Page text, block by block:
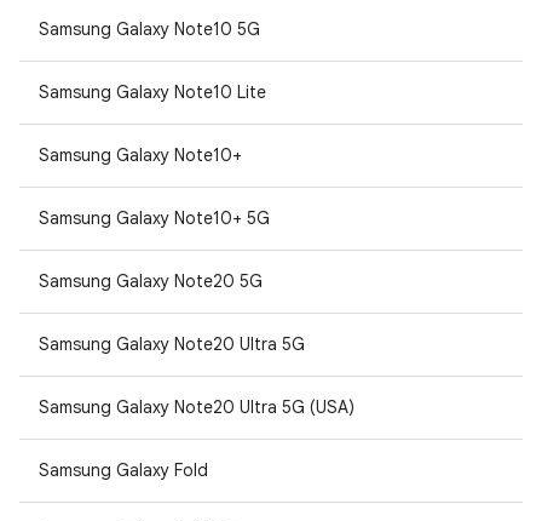
Samsung Galaxy Note10 5G
Samsung Galaxy Note10 Lite
Samsung Galaxy Note10+
Samsung Galaxy Note10+ 5G
Samsung Galaxy Note20 5G
Samsung Galaxy Note20 Ultra 5G
Samsung Galaxy Note20 Ultra 5G (USA)
Samsung Galaxy Fold